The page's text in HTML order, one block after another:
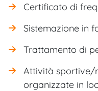
Certificato di
Sistemazione in
Trattamento di
Attività sportive/
organizzate in